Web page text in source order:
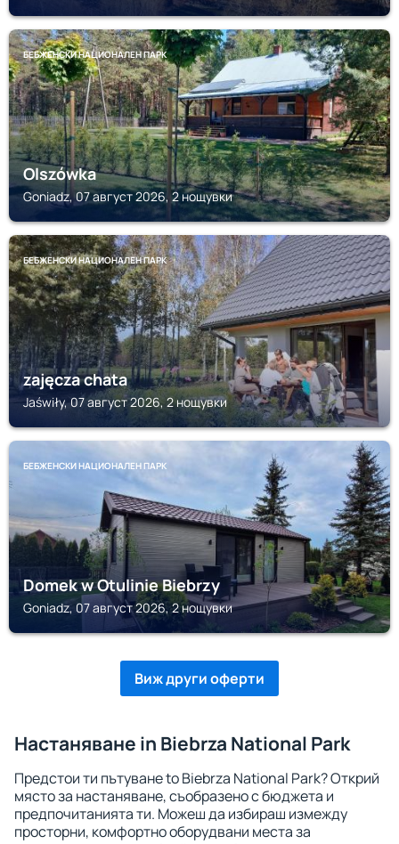
БЕБЖЕНСКИ НАЦИОНАЛЕН ПАРК
Olszówka
Goniadz, 07 август 2026, 2 нощувки
БЕБЖЕНСКИ НАЦИОНАЛЕН ПАРК
zajęcza chata
Jaświły, 07 август 2026, 2 нощувки
БЕБЖЕНСКИ НАЦИОНАЛЕН ПАРК
Domek w Otulinie Biebrzy
Goniadz, 07 август 2026, 2 нощувки
Виж други оферти
Настаняване in Biebrza National Park
Предстои ти пътуване to Biebrza National Park? Открий
място за настаняване, съобразено с бюджета и
предпочитанията ти. Можеш да избираш измежду
просторни, комфортно оборудвани места за